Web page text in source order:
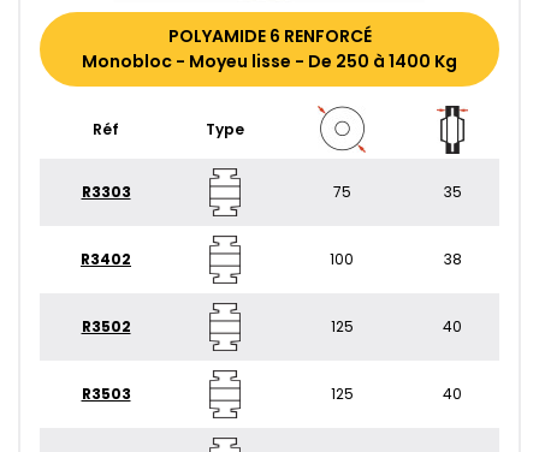
POLYAMIDE 6 RENFORCÉ
Monobloc - Moyeu lisse - De 250 à 1400 Kg
Réf Type
R3303 75 35
R3402 100 38
R3502 125 40
R3503 125 40